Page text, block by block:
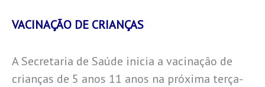
VACINAÇÃO DE CRIANÇAS
A Secretaria de Saúde inicia a vacinação de
crianças de 5 anos 11 anos na próxima terça-